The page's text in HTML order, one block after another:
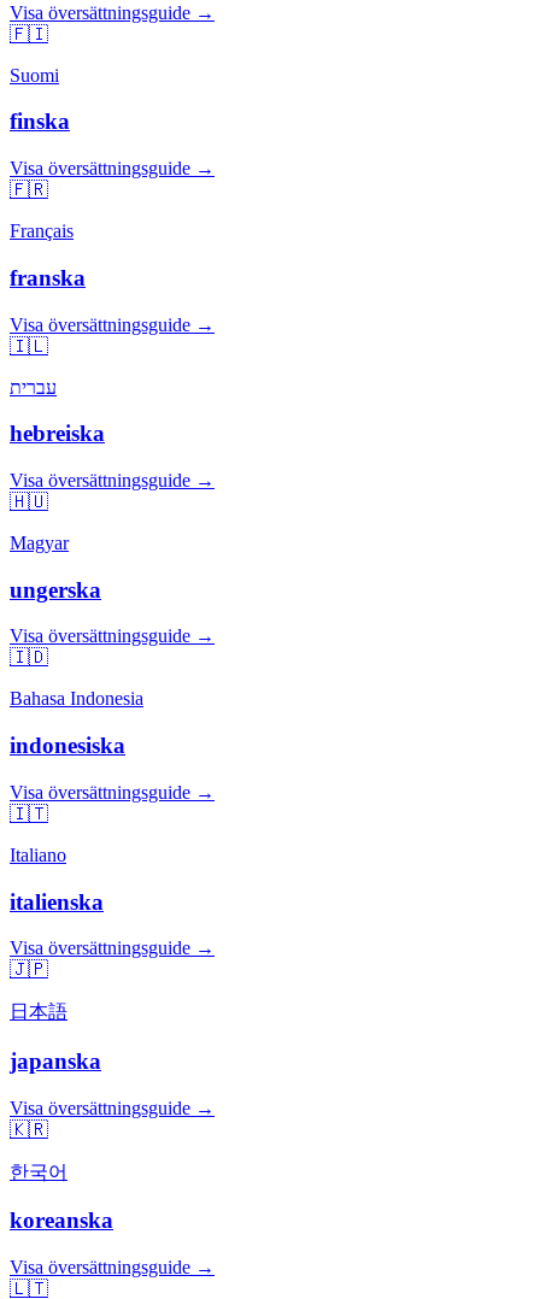
Visa översättningsguide →
🇫🇮
Suomi
finska
Visa översättningsguide →
🇫🇷
Français
franska
Visa översättningsguide →
🇮🇱
עברית
hebreiska
Visa översättningsguide →
🇭🇺
Magyar
ungerska
Visa översättningsguide →
🇮🇩
Bahasa Indonesia
indonesiska
Visa översättningsguide →
🇮🇹
Italiano
italienska
Visa översättningsguide →
🇯🇵
日本語
japanska
Visa översättningsguide →
🇰🇷
한국어
koreanska
Visa översättningsguide →
🇱🇹